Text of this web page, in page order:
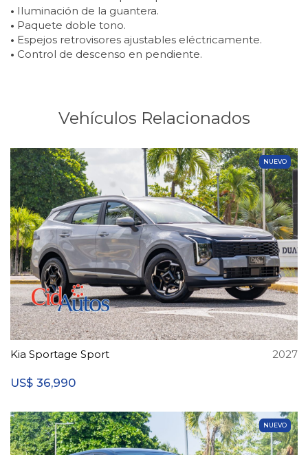
• Iluminación de la guantera.
• Paquete doble tono.
• Espejos retrovisores ajustables eléctricamente.
• Control de descenso en pendiente.
Vehículos Relacionados
NUEVO
Kia Sportage Sport 2027
US$ 36,990
NUEVO